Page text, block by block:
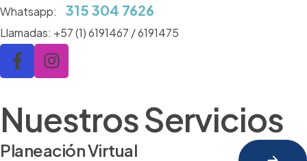
Whatsapp:
315 304 7626
Llamadas: +57 (1) 6191467 / 6191475
Nuestros Servicios
Planeación Virtual